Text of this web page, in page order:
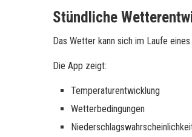
Stündliche
Das Wetter kann sich im Laufe
Die App zeigt:
Temperaturentwicklung
Wetterbedingungen